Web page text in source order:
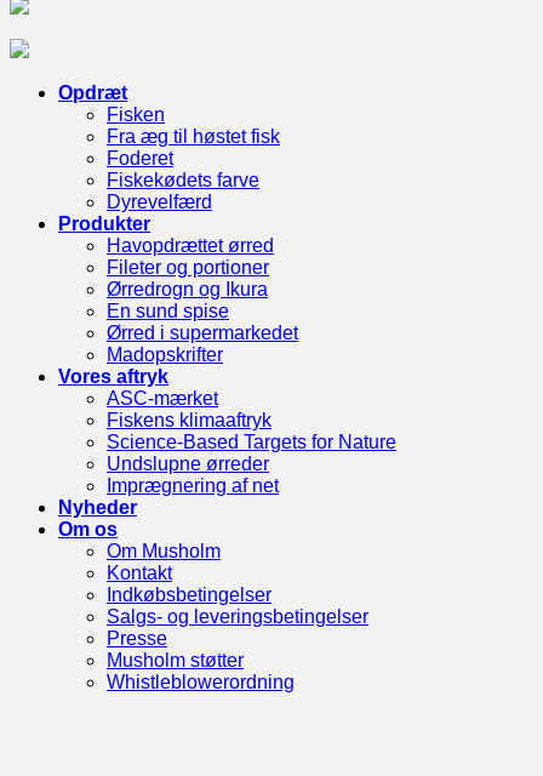
Opdræt
Fisken
Fra æg til høstet fisk
Foderet
Fiskekødets farve
Dyrevelfærd
Produkter
Havopdrættet ørred
Fileter og portioner
Ørredrogn og Ikura
En sund spise
Ørred i supermarkedet
Madopskrifter
Vores aftryk
ASC-mærket
Fiskens klimaaftryk
Science-Based Targets for Nature
Undslupne ørreder
Imprægnering af net
Nyheder
Om os
Om Musholm
Kontakt
Indkøbsbetingelser
Salgs- og leveringsbetingelser
Presse
Musholm støtter
Whistleblowerordning